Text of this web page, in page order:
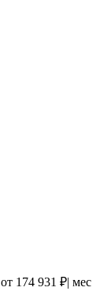
от 174 931 ₽| мес